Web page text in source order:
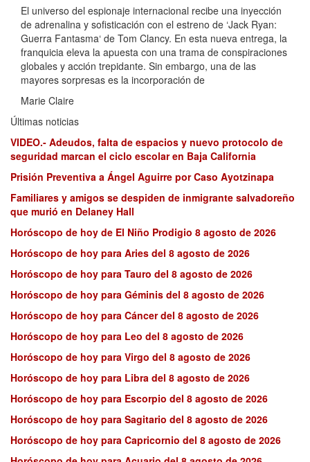
El universo del espionaje internacional recibe una inyección
de adrenalina y sofisticación con el estreno de ‘Jack Ryan:
Guerra Fantasma‘ de Tom Clancy. En esta nueva entrega, la
franquicia eleva la apuesta con una trama de conspiraciones
globales y acción trepidante. Sin embargo, una de las
mayores sorpresas es la incorporación de
Marie Claire
Últimas noticias
VIDEO.- Adeudos, falta de espacios y nuevo protocolo de
seguridad marcan el ciclo escolar en Baja California
Prisión Preventiva a Ángel Aguirre por Caso Ayotzinapa
Familiares y amigos se despiden de inmigrante salvadoreño
que murió en Delaney Hall
Horóscopo de hoy de El Niño Prodigio 8 agosto de 2026
Horóscopo de hoy para Aries del 8 agosto de 2026
Horóscopo de hoy para Tauro del 8 agosto de 2026
Horóscopo de hoy para Géminis del 8 agosto de 2026
Horóscopo de hoy para Cáncer del 8 agosto de 2026
Horóscopo de hoy para Leo del 8 agosto de 2026
Horóscopo de hoy para Virgo del 8 agosto de 2026
Horóscopo de hoy para Libra del 8 agosto de 2026
Horóscopo de hoy para Escorpio del 8 agosto de 2026
Horóscopo de hoy para Sagitario del 8 agosto de 2026
Horóscopo de hoy para Capricornio del 8 agosto de 2026